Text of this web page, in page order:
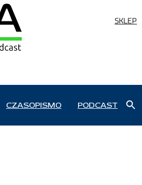
SKLEP
CZASOPISMO PODCAST